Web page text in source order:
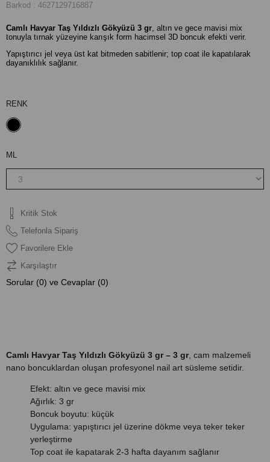
Barkod : 4627129716887
Camlı Havyar Taş Yıldızlı Gökyüzü 3 gr , altın ve gece mavisi mix
tonuyla tırnak yüzeyine karışık form hacimsel 3D boncuk efekti verir.
Yapıştırıcı jel veya üst kat bitmeden sabitlenir; top coat ile kapatılarak
dayanıklılık sağlanır.
RENK
ML
Kritik Stok
Telefonla Sipariş
Favorilere Ekle
Karşılaştır
Sorular (0) ve Cevaplar (0)
Camlı Havyar Taş Yıldızlı Gökyüzü 3 gr – 3 gr, cam malzemeli
nano boncuklardan oluşan profesyonel nail art süsleme setidir.
Efekt: altın ve gece mavisi mix
Ağırlık: 3 gr
Boncuk boyutu: küçük
Uygulama: yapıştırıcı jel üzerine dökme veya teker teker
yerleştirme
Top coat ile kapatarak 2-3 hafta dayanım sağlanır